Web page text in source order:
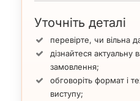
Уточніть деталі
перевірте, чи вільна
дізнайтеся актуальну
замовлення;
обговоріть формат і
виступу;